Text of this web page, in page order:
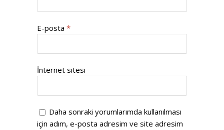
E-posta *
İnternet sitesi
Daha sonraki yorumlarımda kullanılması
için adım, e-posta adresim ve site adresim